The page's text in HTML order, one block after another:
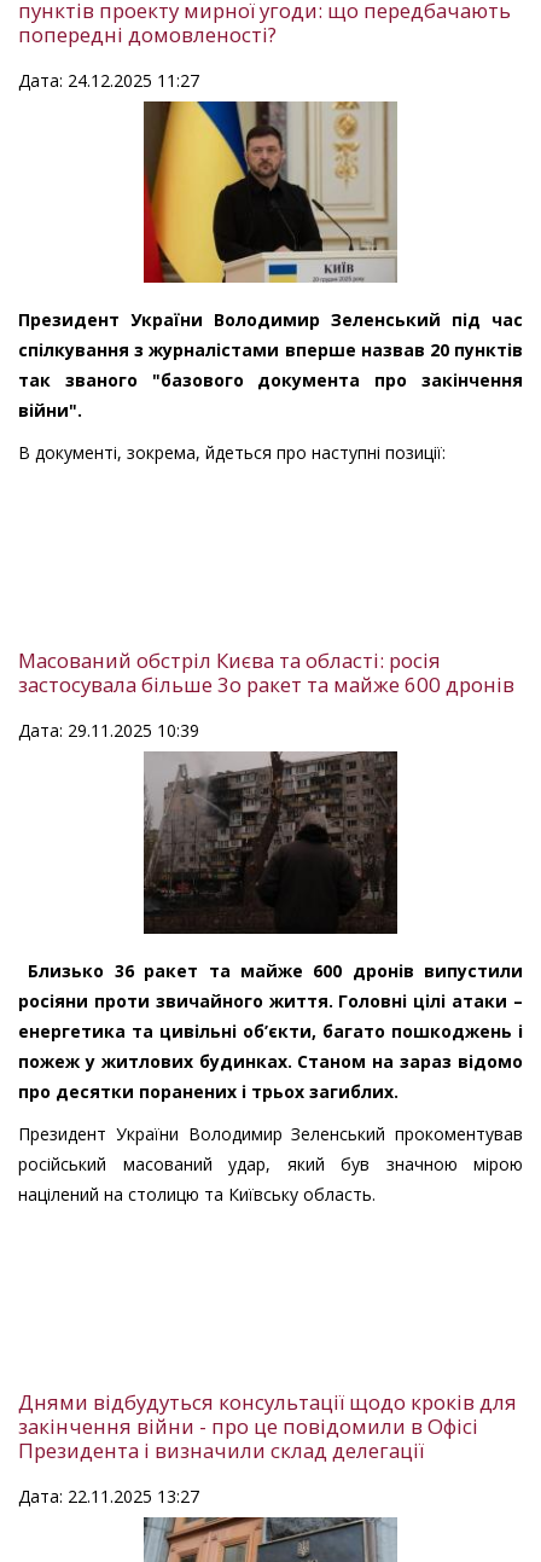
пунктів проекту мирної угоди: що передбачають
попередні домовленості?
Дата: 24.12.2025 11:27
Президент України Володимир Зеленський під час
спілкування з журналістами вперше назвав 20 пунктів
так званого "базового документа про закінчення
війни".
В документі, зокрема, йдеться про наступні позиції:
Масований обстріл Києва та області: росія
застосувала більше 3о ракет та майже 600 дронів
Дата: 29.11.2025 10:39
Близько 36 ракет та майже 600 дронів випустили
росіяни проти звичайного життя. Головні цілі атаки –
енергетика та цивільні об’єкти, багато пошкоджень і
пожеж у житлових будинках. Станом на зараз відомо
про десятки поранених і трьох загиблих.
Президент України Володимир Зеленський прокоментував
російський масований удар, який був значною мірою
націлений на столицю та Київську область.
Днями відбудуться консультації щодо кроків для
закінчення війни - про це повідомили в Офісі
Президента і визначили склад делегації
Дата: 22.11.2025 13:27